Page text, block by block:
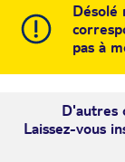
Désolé
pas à
D'autres
Laissez-vous